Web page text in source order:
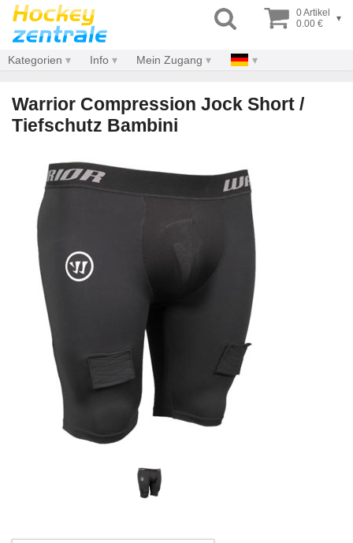
0 Artikel
0.00 €
▾
Kategorien Info Mein Zugang
Warrior Compression Jock Short /
Tiefschutz Bambini